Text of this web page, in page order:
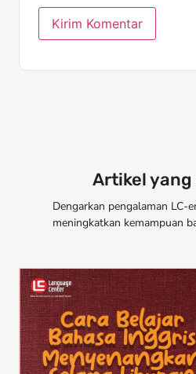
Artikel
Dengarkan pengalaman LC-
meningkatkan kemampuan